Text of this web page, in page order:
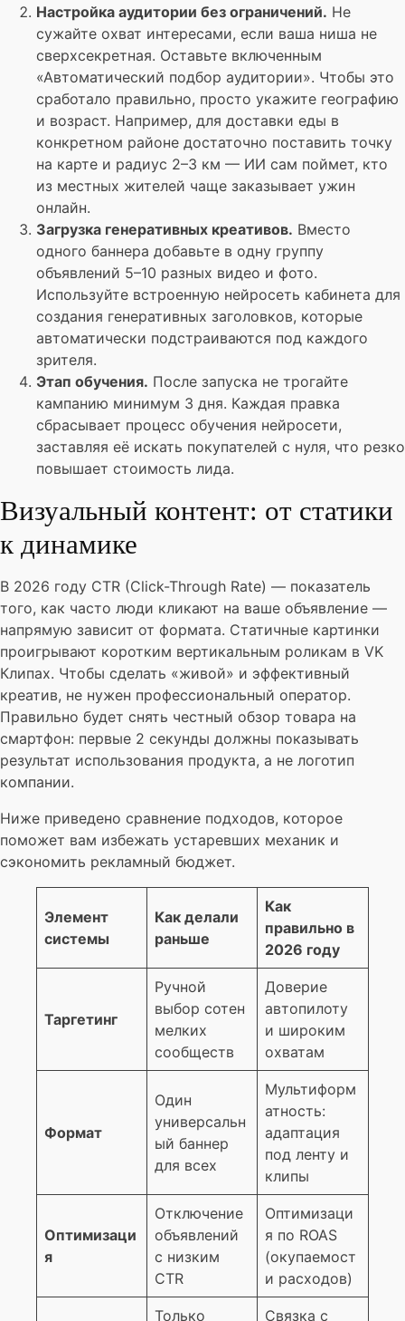
Настройка аудитории без ограничений. Не
сужайте охват интересами, если ваша ниша не
сверхсекретная. Оставьте включенным
«Автоматический подбор аудитории». Чтобы это
сработало правильно, просто укажите географию
и возраст. Например, для доставки еды в
конкретном районе достаточно поставить точку
на карте и радиус 2–3 км — ИИ сам поймет, кто
из местных жителей чаще заказывает ужин
онлайн.
Загрузка генеративных креативов. Вместо
одного баннера добавьте в одну группу
объявлений 5–10 разных видео и фото.
Используйте встроенную нейросеть кабинета для
создания генеративных заголовков, которые
автоматически подстраиваются под каждого
зрителя.
Этап обучения. После запуска не трогайте
кампанию минимум 3 дня. Каждая правка
сбрасывает процесс обучения нейросети,
заставляя её искать покупателей с нуля, что резко
повышает стоимость лида.
Визуальный контент: от статики
к динамике
В 2026 году CTR (Click-Through Rate) — показатель
того, как часто люди кликают на ваше объявление —
напрямую зависит от формата. Статичные картинки
проигрывают коротким вертикальным роликам в VK
Клипах. Чтобы сделать «живой» и эффективный
креатив, не нужен профессиональный оператор.
Правильно будет снять честный обзор товара на
смартфон: первые 2 секунды должны показывать
результат использования продукта, а не логотип
компании.
Ниже приведено сравнение подходов, которое
поможет вам избежать устаревших механик и
сэкономить рекламный бюджет.
Элемент
системы
Как делали
раньше
Как
правильно в
2026 году
Таргетинг
Ручной
выбор сотен
мелких
сообществ
Доверие
автопилоту
и широким
охватам
Формат
Один
универсальн
ый баннер
для всех
Мультиформ
атность:
адаптация
под ленту и
клипы
Оптимизаци
я
Отключение
объявлений
с низким
CTR
Оптимизаци
я по ROAS
(окупаемост
и расходов)
Только
Связка с